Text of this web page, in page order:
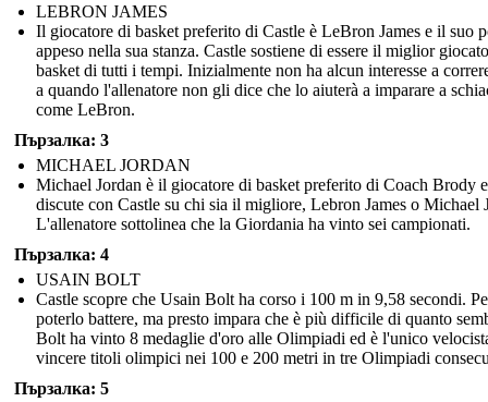
LEBRON JAMES
Il giocatore di basket preferito di Castle è LeBron James e il suo
appeso nella sua stanza. Castle sostiene di essere il miglior
basket di tutti i tempi. Inizialmente non ha alcun interesse a
a quando l'allenatore non gli dice che lo aiuterà a imparare a
come LeBron.
Пързалка: 3
MICHAEL JORDAN
Michael Jordan è il giocatore di basket preferito di Coach Brody e
discute con Castle su chi sia il migliore, Lebron James o Michael
L'allenatore sottolinea che la Giordania ha vinto sei campionati.
Пързалка: 4
USAIN BOLT
Castle scopre che Usain Bolt ha corso i 100 m in 9,58 secondi.
poterlo battere, ma presto impara che è più difficile di quanto
Bolt ha vinto 8 medaglie d'oro alle Olimpiadi ed è l'unico
vincere titoli olimpici nei 100 e 200 metri in tre Olimpiadi
Пързалка: 5